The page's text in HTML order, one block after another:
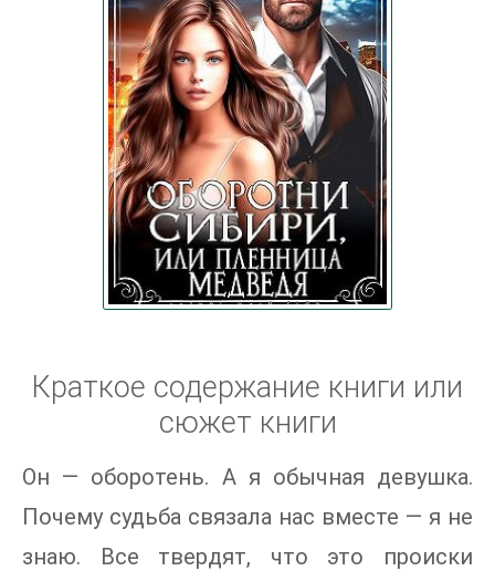
Краткое содержание книги или
сюжет книги
Он — оборотень. А я обычная девушка.
Почему судьба связала нас вместе — я не
знаю. Все твердят, что это происки